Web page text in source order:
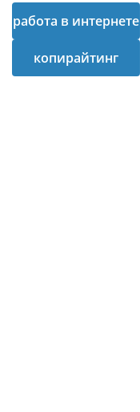
работа в интернете
копирайтинг